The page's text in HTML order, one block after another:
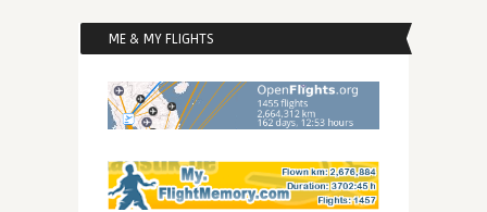
ME & MY FLIGHTS